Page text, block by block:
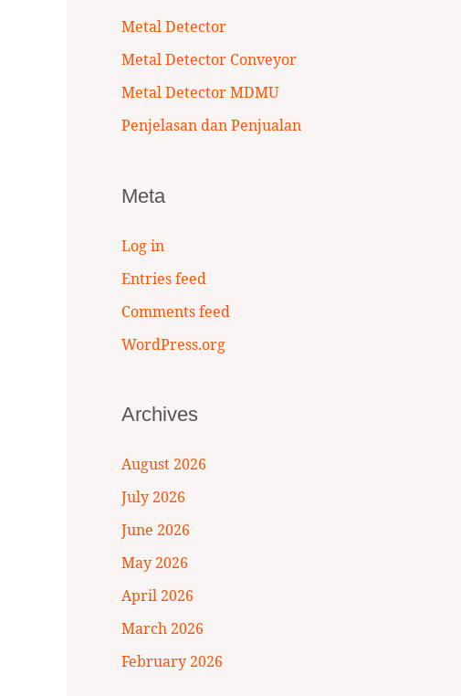
Metal Detector
Metal Detector Conveyor
Metal Detector MDMU
Penjelasan dan Penjualan
Meta
Log in
Entries feed
Comments feed
WordPress.org
Archives
August 2026
July 2026
June 2026
May 2026
April 2026
March 2026
February 2026